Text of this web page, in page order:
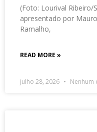
(Foto: Lourival
apresentado por
Ramalho,
READ MORE »
julho 28, 2026 Nenhum